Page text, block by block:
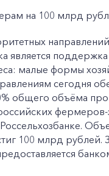
на 100 млрд
является
малые формы
сегодня
общего объёма
100 млрд рублей.